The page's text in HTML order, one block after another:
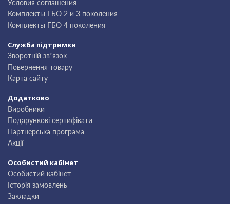
Условия соглашения
Комплекты ГБО 2 и 3 поколения
Комплекты ГБО 4 поколения
Служба підтримки
Зворотній зв’язок
Повернення товару
Карта сайту
Додатково
Виробники
Подарункові сертифікати
Партнерська програма
Акції
Особистий кабінет
Особистий кабінет
Історія замовлень
Закладки